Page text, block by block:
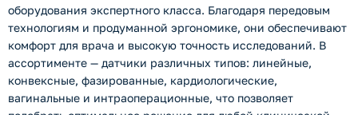
оборудования экспертного класса. Благодаря передовым
технологиям и продуманной эргономике, они обеспечивают
комфорт для врача и высокую точность исследований. В
ассортименте — датчики различных типов: линейные,
конвексные, фазированные, кардиологические,
вагинальные и интраоперационные, что позволяет